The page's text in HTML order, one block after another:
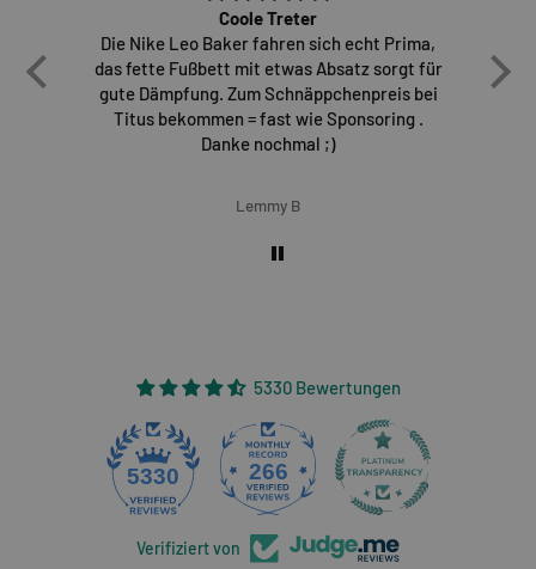
Coole Treter
Die Nike Leo Baker fahren sich echt Prima,
das fette Fußbett mit etwas Absatz sorgt für
gute Dämpfung. Zum Schnäppchenpreis bei
Titus bekommen = fast wie Sponsoring .
Danke nochmal ;)
Lemmy B
5330 Bewertungen
5330 266
Verifiziert von